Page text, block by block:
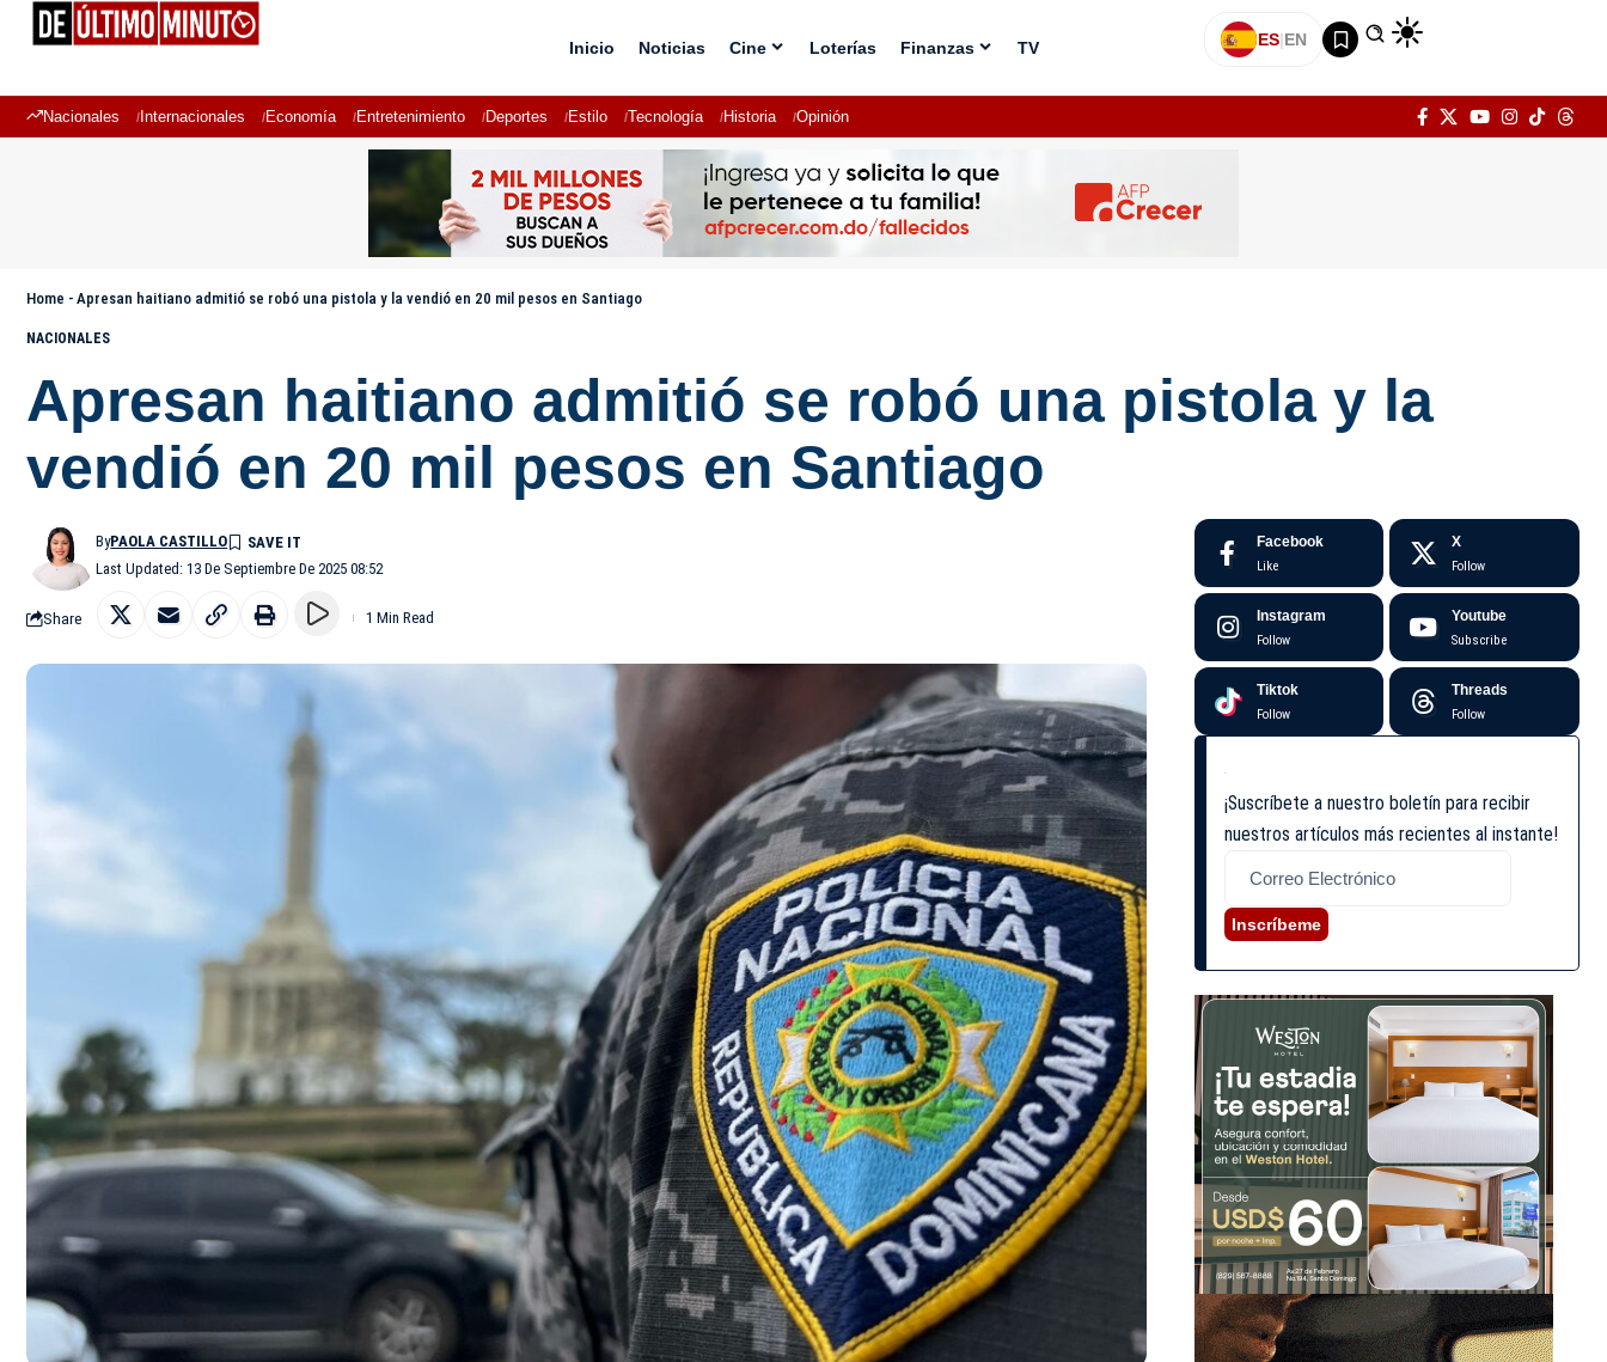
Inicio Noticias Cine Loterías Finanzas TV ES|EN
Nacionales Internacionales Economía Entretenimiento Deportes Estilo Tecnología Historia Opinión
Home - Apresan haitiano admitió se robó una pistola y la vendió en 20 mil pesos en Santiago
NACIONALES
Apresan haitiano admitió se robó una pistola y la
vendió en 20 mil pesos en Santiago
Last Updated: 13 De Septiembre De 2025 08:52
ByPAOLA CASTILLO
Share 1 Min Read
Facebook
Like
X
Follow
Instagram
Follow
Youtube
Subscribe
Tiktok
Follow
Threads
Follow
¡Suscríbete a nuestro boletín para recibir
nuestros artículos más recientes al instante!
Inscríbeme